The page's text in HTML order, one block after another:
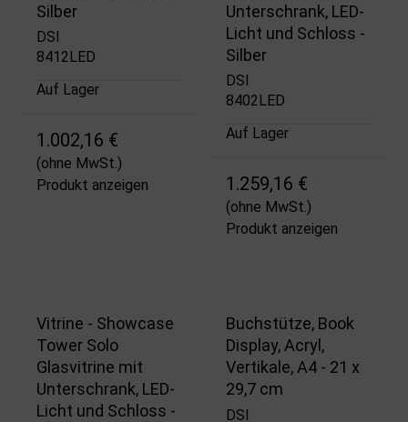
Silber
DSI
8412LED
Auf Lager
1.002,16 €
(ohne MwSt.)
Produkt anzeigen
Unterschrank, LED-
Licht und Schloss -
Silber
DSI
8402LED
Auf Lager
1.259,16 €
(ohne MwSt.)
Produkt anzeigen
Vitrine - Showcase
Tower Solo
Glasvitrine mit
Unterschrank, LED-
Licht und Schloss -
Buchstütze, Book
Display, Acryl,
Vertikale, A4 - 21 x
29,7 cm
DSI